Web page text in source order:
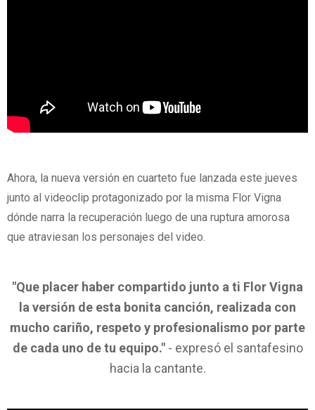
Ahora, la nueva versión en cuarteto fue lanzada este jueves
junto al videoclip protagonizado por la misma Flor Vigna
dónde narra la recuperación luego de una ruptura amorosa
que atraviesan los personajes del video.
"Que placer haber compartido junto a ti Flor Vigna
la versión de esta bonita canción, realizada con
mucho cariño, respeto y profesionalismo por parte
de cada uno de tu equipo." - expresó el santafesino
hacia la cantante.